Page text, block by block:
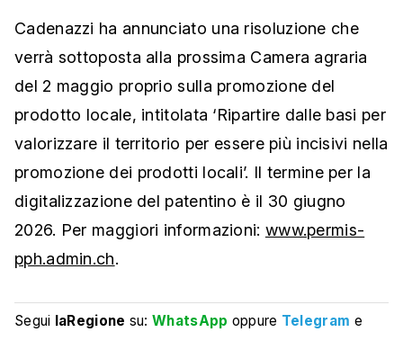
Cadenazzi ha annunciato una risoluzione che
verrà sottoposta alla prossima Camera agraria
del 2 maggio proprio sulla promozione del
prodotto locale, intitolata ‘Ripartire dalle basi per
valorizzare il territorio per essere più incisivi nella
promozione dei prodotti locali’. Il termine per la
digitalizzazione del patentino è il 30 giugno
2026. Per maggiori informazioni: www.permis-
pph.admin.ch.
Segui laRegione su:WhatsApp oppure Telegram e